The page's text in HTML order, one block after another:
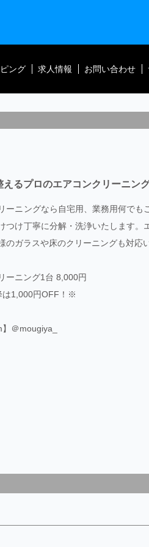
ング 求人情報 お問い合わせ
えるプロのエアコンクリーニン
ーニングなら自宅用、業務用何でも
つけ丁寧に分解・洗浄いたします。
のガラスや床のクリーニングも対応
ーニング1台 8,000円
1,000円OFF！※
＠mougiya_